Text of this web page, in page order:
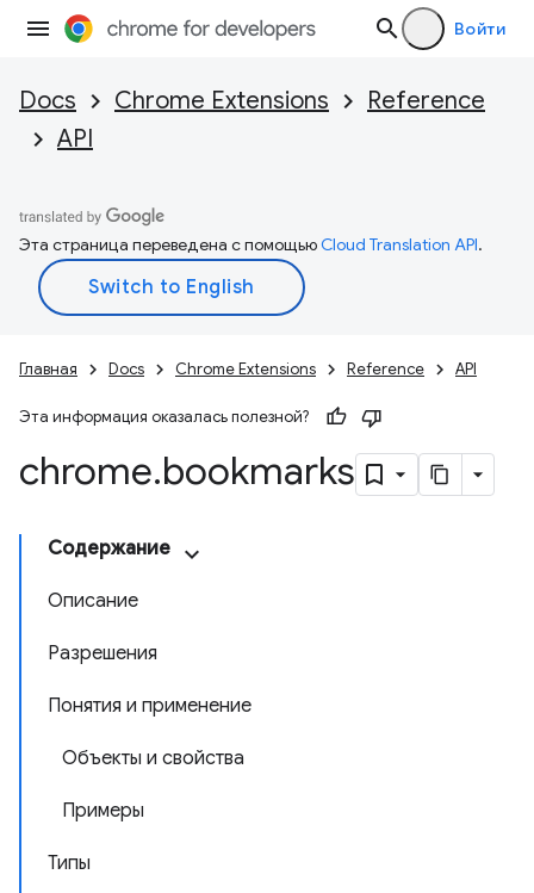
Войти
Docs Chrome Extensions
Reference
API
Эта страница переведена с помощьюCloud Translation API.
Главная Docs Chrome Extensions Reference API
Эта информация оказалась полезной?
chrome.bookmarks
Содержание
Описание
Разрешения
Понятия и применение
Объекты и свойства
Примеры
Типы